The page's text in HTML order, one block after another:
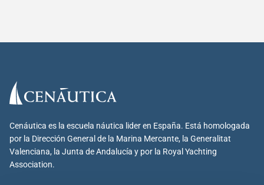
Cenáutica es la escuela náutica lider en España. Está homologada
por la Dirección General de la Marina Mercante, la Generalitat
Valenciana, la Junta de Andalucía y por la Royal Yachting
Association.